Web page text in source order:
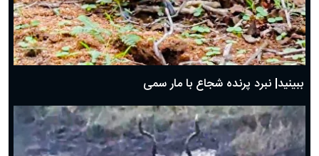
ببینید| نبرد پرنده شجاع با مار سمی